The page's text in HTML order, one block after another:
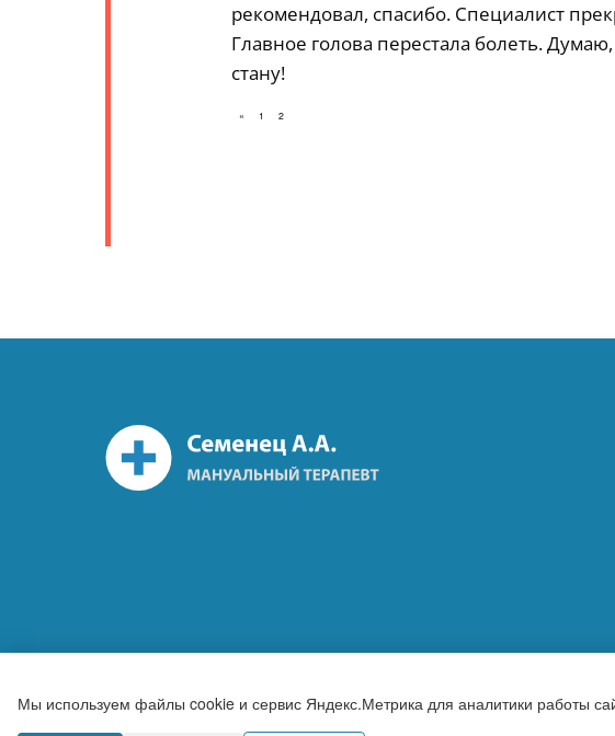
рекомендовал, спасибо. Специалист
Главное голова перестала болеть.
стану!
« 1 2
Мы используем файлы cookie и сервис Яндекс.Метрика для аналитики работы